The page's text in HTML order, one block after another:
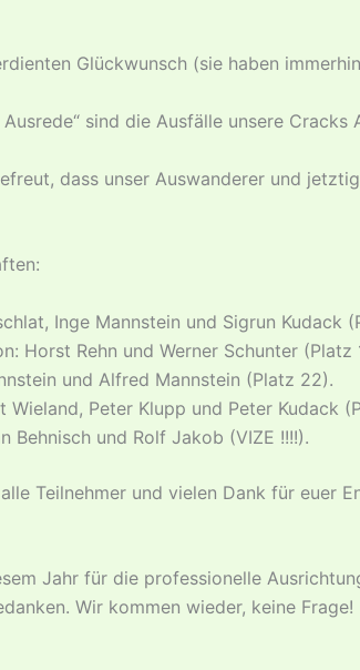
Glückwunsch (sie haben
sind die Ausfälle unsere
dass unser Auswanderer und
Inge Mannstein und Sigrun Kudack
Horst Rehn und Werner Schunter (Platz
und Alfred Mannstein (Platz 22).
Wieland, Peter Klupp und Peter Kudack
Behnisch und Rolf Jakob (VIZE !!!!).
Teilnehmer und vielen Dank für euer
Jahr für die professionelle
Wir kommen wieder, keine Frage!